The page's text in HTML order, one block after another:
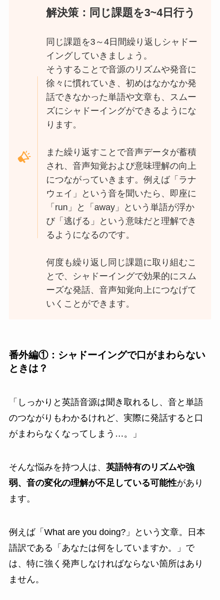
解決策：同じ課題を3~4日行う
同じ課題を3～4日間繰り返しシャドー
イングしていきましょう。
そうすることで音源のリズムや発音に
徐々に慣れていき、初めはなかなか発
話できなかった単語や文章も、スムー
ズにシャドーイングができるようにな
ります。
また繰り返すことで音声データが蓄積
され、音声知覚および意味理解の向上
につながっていきます。例えば「ラナ
ウェイ」という音を聞いたら、即座に
「run」と「away」という単語が浮か
び「逃げる」という意味だと理解でき
るようになるのです。
何度も繰り返し同じ課題に取り組むこ
とで、シャドーイングで効果的にスム
ーズな発話、音声知覚向上につなげて
いくことができます。
番外編①：シャドーイングで口がまわらない
ときは？
「しっかりと英語音源は聞き取れるし、音と単語
のつながりもわかるけれど、実際に発話すると口
がまわらなくなってしまう…。」
そんな悩みを持つ人は、 英語特有のリズムや強
弱、音の変化の理解が不足している可能性があり
ます。
例えば「What are you doing?」という文章。日本
語訳である「あなたは何をしていますか。」で
は、特に強く発声しなければならない箇所はあり
ません。